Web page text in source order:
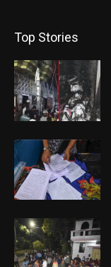
Top Stories